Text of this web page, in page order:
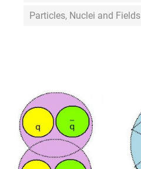
Particles, Nuclei and Fields